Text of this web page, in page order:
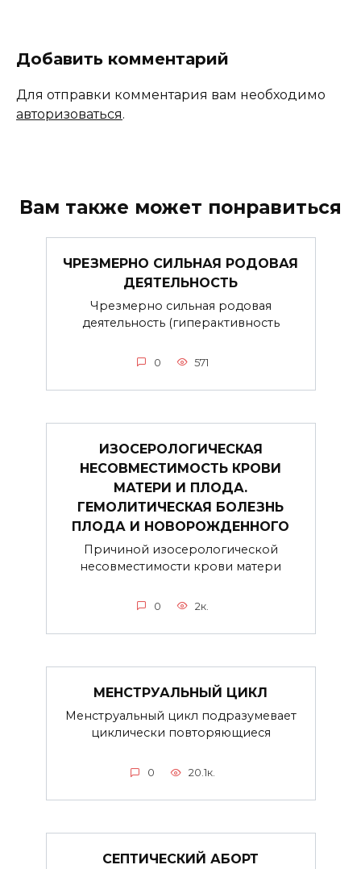
Добавить комментарий
Для отправки комментария вам необходимо
авторизоваться.
Вам также может понравиться
ЧРЕЗМЕРНО СИЛЬНАЯ РОДОВАЯ
ДЕЯТЕЛЬНОСТЬ
Чрезмерно сильная родовая
деятельность (гиперактивность
0 571
ИЗОСЕРОЛОГИЧЕСКАЯ
НЕСОВМЕСТИМОСТЬ КРОВИ
МАТЕРИ И ПЛОДА.
ГЕМОЛИТИЧЕСКАЯ БОЛЕЗНЬ
ПЛОДА И НОВОРОЖДЕННОГО
Причиной изосерологической
несовместимости крови матери
0 2к.
МЕНСТРУАЛЬНЫЙ ЦИКЛ
Менструальный цикл подразумевает
циклически повторяющиеся
0 20.1к.
СЕПТИЧЕСКИЙ АБОРТ